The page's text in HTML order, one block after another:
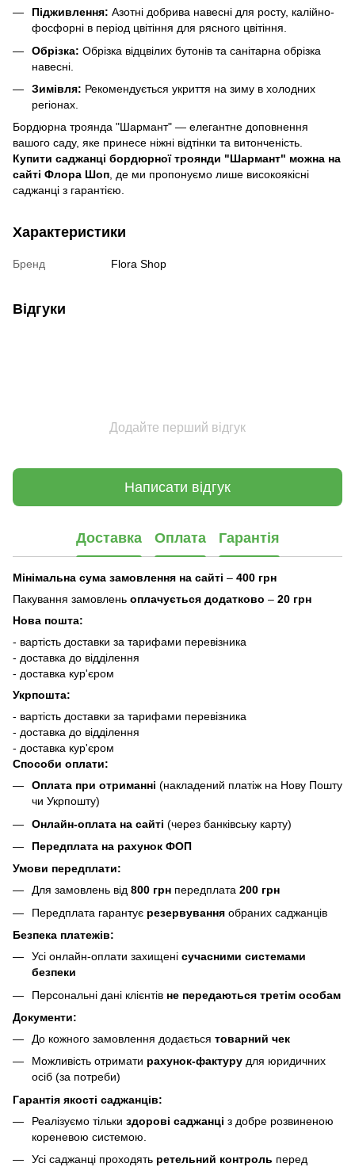
Підживлення: Азотні добрива навесні для росту, калійно-
фосфорні в період цвітіння для рясного цвітіння.
Обрізка: Обрізка відцвілих бутонів та санітарна обрізка
навесні.
Зимівля: Рекомендується укриття на зиму в холодних
регіонах.
Бордюрна троянда "Шармант" — елегантне доповнення
вашого саду, яке принесе ніжні відтінки та витонченість.
Купити саджанці бордюрної троянди "Шармант" можна на
сайті Флора Шоп, де ми пропонуємо лише високоякісні
саджанці з гарантією.
Характеристики
Бренд Flora Shop
Відгуки
Додайте перший відгук
Написати відгук
Доставка Оплата Гарантія
Мінімальна сума замовлення на сайті – 400 грн
Пакування замовлень оплачується додатково – 20 грн
Нова пошта:
- вартість доставки за тарифами перевізника
- доставка до відділення
- доставка кур'єром
Укрпошта:
- вартість доставки за тарифами перевізника
- доставка до відділення
- доставка кур'єром
Способи оплати:
Оплата при отриманні (накладений платіж на Нову Пошту
чи Укрпошту)
Онлайн-оплата на сайті (через банківську карту)
Передплата на рахунок ФОП
Умови передплати:
Для замовлень від 800 грн передплата 200 грн
Передплата гарантує резервування обраних саджанців
Безпека платежів:
Усі онлайн-оплати захищені сучасними системами
безпеки
Персональні дані клієнтів не передаються третім особам
Документи:
До кожного замовлення додається товарний чек
Можливість отримати рахунок-фактуру для юридичних
осіб (за потреби)
Гарантія якості саджанців:
Реалізуємо тільки здорові саджанці з добре розвиненою
кореневою системою.
Усі саджанці проходять ретельний контроль перед